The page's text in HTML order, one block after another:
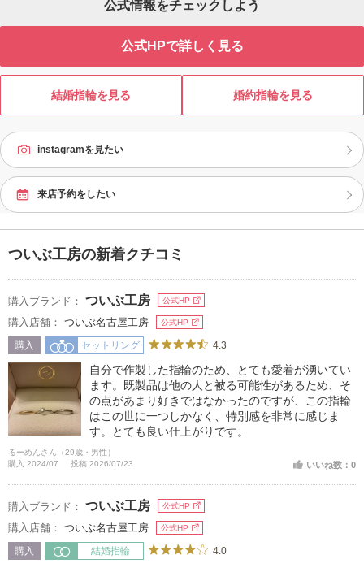
公式情報をチェックしよう
公式HPで詳しく見る
結婚指輪を見る 婚約指輪を見る
instagramを見たい
来店予約をしたい
ついぶ工房の新着クチコミ
購入ブランド： ついぶ工房 公式HP
購入店舗： ついぶ名古屋工房 公式HP
購入 セットリング 4.3
自分で作製した指輪のため、とても愛着が湧いてい
ます。既製品は他の人と被る可能性があるため、そ
の点があまり好きではなかったのですが、この指輪
はこの世に一つしかなく、特別感を非常に感じま
す。とても良い仕上がりです。
るーめんさん（29歳・男性）
購入 2024/07
投稿 2026/07/23 いいね数：0
購入ブランド： ついぶ工房 公式HP
購入店舗： ついぶ名古屋工房 公式HP
購入 結婚指輪 4.0